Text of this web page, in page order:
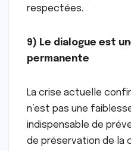
respectées.
9) Le dialogue est
permanente
La crise actuelle
n’est pas une
indispensable de
de préservation de la